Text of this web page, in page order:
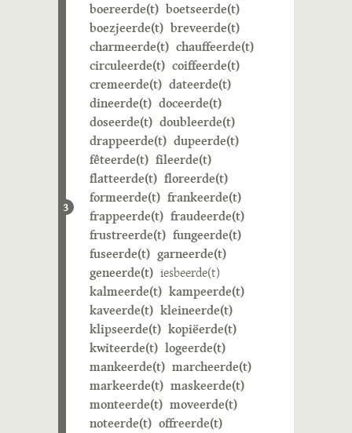
3
boereerde(t) boetseerde(t)
boezjeerde(t) breveerde(t)
charmeerde(t) chauffeerde(t)
circuleerde(t) coiffeerde(t)
cremeerde(t) dateerde(t)
dineerde(t) doceerde(t)
doseerde(t) doubleerde(t)
drappeerde(t) dupeerde(t)
fêteerde(t) fileerde(t)
flatteerde(t) floreerde(t)
formeerde(t) frankeerde(t)
frappeerde(t) fraudeerde(t)
frustreerde(t) fungeerde(t)
fuseerde(t) garneerde(t)
geneerde(t) iesbeerde(t)
kalmeerde(t) kampeerde(t)
kaveerde(t) kleineerde(t)
klipseerde(t) kopiëerde(t)
kwiteerde(t) logeerde(t)
mankeerde(t) marcheerde(t)
markeerde(t) maskeerde(t)
monteerde(t) moveerde(t)
noteerde(t) offreerde(t)